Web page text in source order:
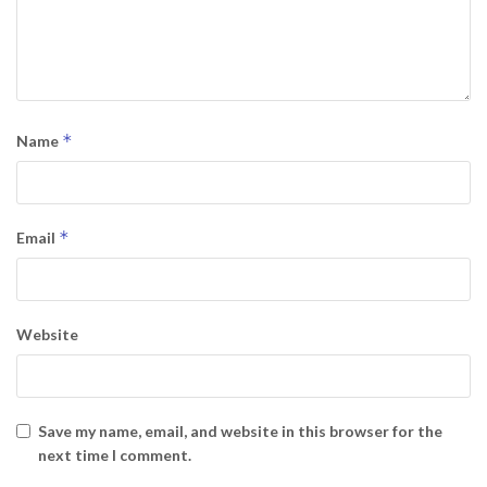
Name *
Email *
Website
Save my name, email, and website in this browser for the
next time I comment.